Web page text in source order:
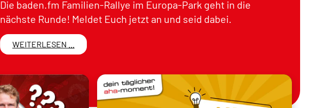
Die baden.fm Familien-Rallye im Europa-Park geht in die
nächste Runde! Meldet Euch jetzt an und seid dabei.
WEITERLESEN ...